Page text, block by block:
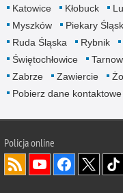
Katowice
Kłobuck
Myszków
Piekary
Ruda Śląska
Rybnik
Świętochłowice
Zabrze
Zawiercie
Pobierz dane
Policja online